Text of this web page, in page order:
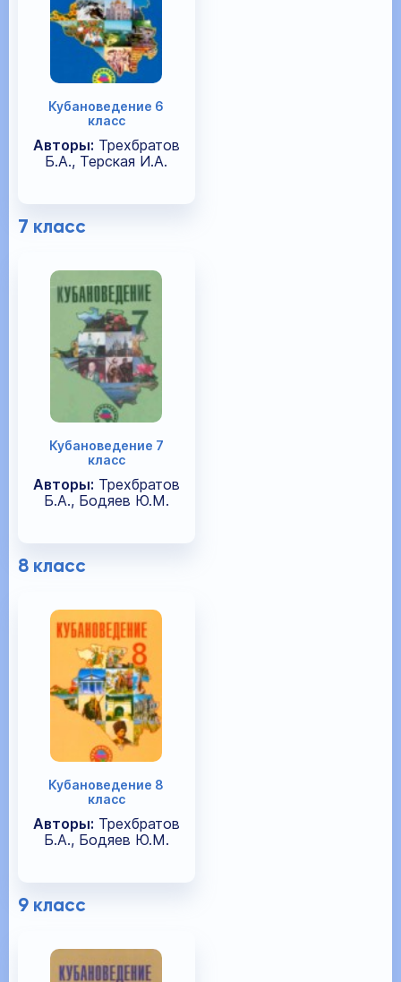
Кубановедение 6
класс
Авторы: Трехбратов
Б.А., Терская И.А.
7 класс
Кубановедение 7
класс
Авторы: Трехбратов
Б.А., Бодяев Ю.М.
8 класс
Кубановедение 8
класс
Авторы: Трехбратов
Б.А., Бодяев Ю.М.
9 класс